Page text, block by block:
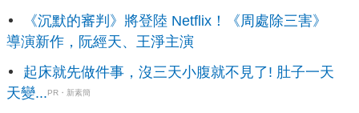
《沉默的審判》將登陸 Netflix！《周處除三害》
導演新作，阮經天、王淨主演
起床就先做件事，沒三天小腹就不見了! 肚子一天
天變...PR・新素簡